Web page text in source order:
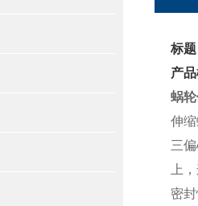
标
产
蜗
伸
三
上
密